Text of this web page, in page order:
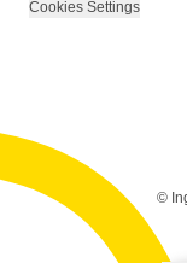
Cookies Settings
©